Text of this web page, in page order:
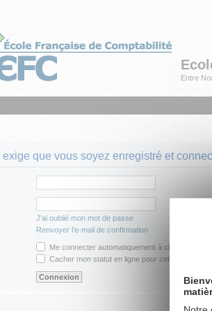
Entre
exige que vous soyez enregistré et
J’ai oublié mon mot de passe
Renvoyer l’e-mail de confirmation
Me connecter automatiquement à chaque visite
Cacher mon statut en ligne pour cette session